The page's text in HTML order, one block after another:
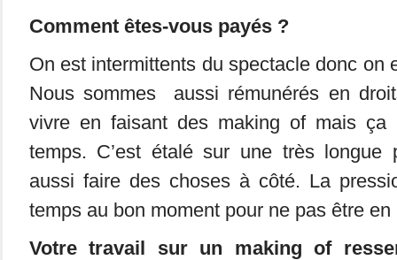
Comment êtes-vous payés ?
On est intermittents du spectacle donc on
Nous sommes aussi rémunérés en
vivre en faisant des making of mais ça
temps. C’est étalé sur une très longue
aussi faire des choses à côté. La
temps au bon moment pour ne pas être en
Votre travail sur un making of